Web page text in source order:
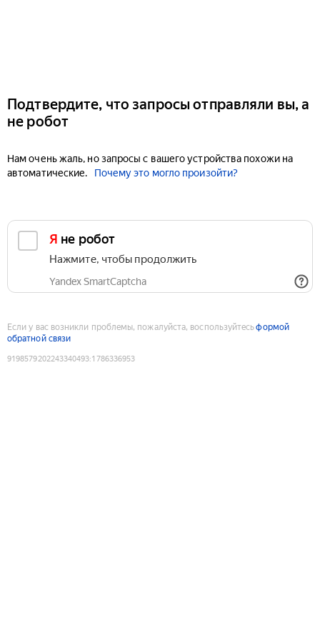
Подтвердите, что запросы отправляли вы, а
не робот
Нам очень жаль, но запросы с вашего устройства похожи на
автоматические.
Почему это могло произойти?
Я не робот
Нажмите, чтобы продолжить
Yandex SmartCaptcha
Если у вас возникли проблемы, пожалуйста, воспользуйтесьформой
обратной связи
9198579202243340493:1786336953